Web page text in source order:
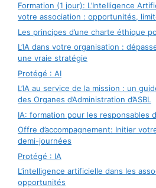
Formation (1 jour): L’Intelligence
votre association : opportunités,
Les principes d’une charte éthique
L’IA dans votre organisation :
une vraie stratégie
Protégé : AI
L’IA au service de la mission : un
des Organes d’Administration d’ASBL
IA: formation pour les responsables
Offre d’accompagnement: Initier
demi-journées
Protégé : IA
L’intelligence artificielle dans les
opportunités